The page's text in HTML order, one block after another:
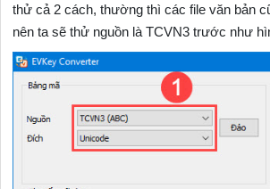
thử cả 2 cách, thường thì các file văn bản
nên ta sẽ thử nguồn là TCVN3 trước như